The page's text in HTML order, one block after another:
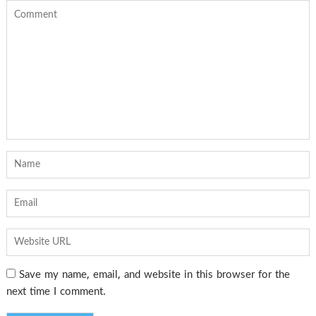
Save my name, email, and website in this browser for the
next time I comment.